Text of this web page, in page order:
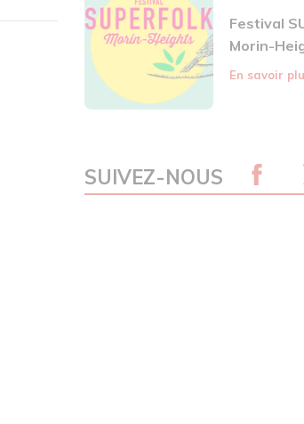
Festival
Morin-
En savoir
SUIVEZ-NOUS